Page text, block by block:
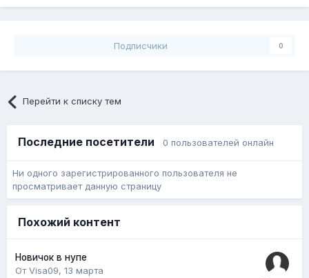
Подписчики 0
Перейти к списку тем
Последние посетители 0 пользователей онлайн
Ни одного зарегистрированного пользователя не
просматривает данную страницу
Похожий контент
Новичок в нупе
От Visa09, 13 марта